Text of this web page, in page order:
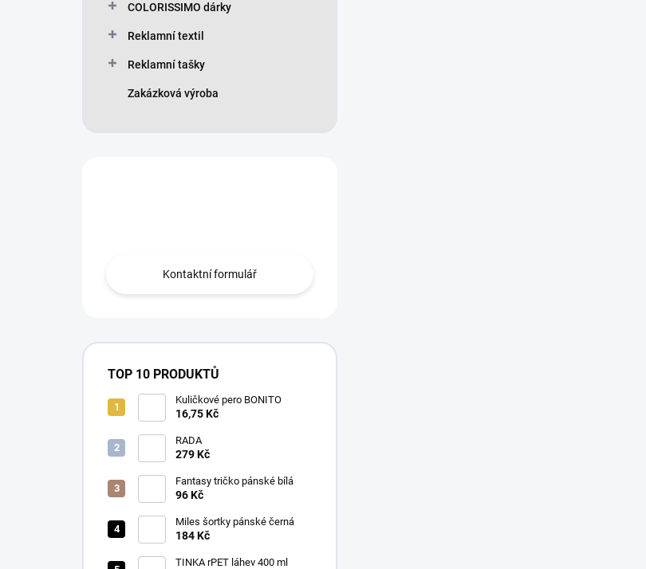
COLORISSIMO dárky
Reklamní textil
Reklamní tašky
Zakázková výroba
Kontaktní formulář
TOP 10 PRODUKTŮ
Kuličkové pero BONITO
16,75 Kč
RADA
279 Kč
Fantasy tričko pánské bílá
96 Kč
Miles šortky pánské černá
184 Kč
TINKA rPET láhev 400 ml